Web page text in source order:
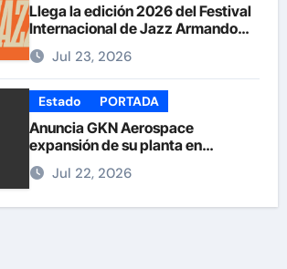
Llega la edición 2026 del Festival
Internacional de Jazz Armando
Nuñez
Jul 23, 2026
Estado PORTADA
Anuncia GKN Aerospace
expansión de su planta en
Chihuahua
Jul 22, 2026